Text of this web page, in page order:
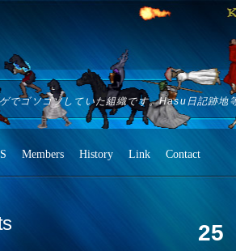
でゴソゴソしていた組織です。Hasu日記跡地
Members History Link Contact
25